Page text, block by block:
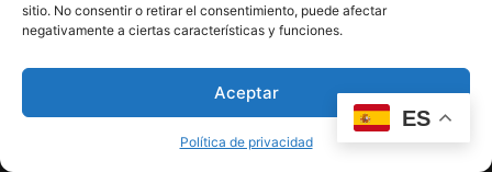
sitio. No consentir o retirar el consentimiento, puede afectar
negativamente a ciertas características y funciones.
Aceptar
Política de privacidad
ES